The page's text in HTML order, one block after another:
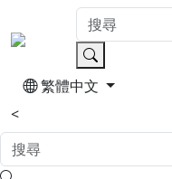
繁體中文
<